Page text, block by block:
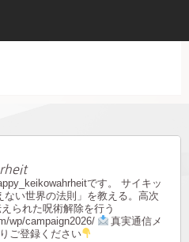
です。
サイキッ
ない世界の法則」を教える。高次
られた呪術解除を行う
wp/campaign2026/
真実通信メ
ご登録ください